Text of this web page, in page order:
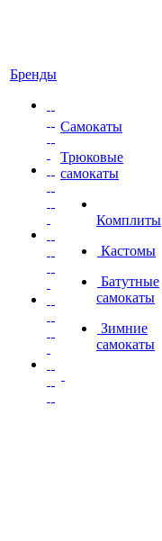
Бренды
Самокаты
Трюковые
самокаты
Комплиты
Кастомы
Батутные
самокаты
Зимние
самокаты